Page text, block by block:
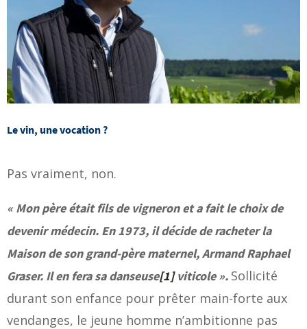
Le vin, une vocation ?
Pas vraiment, non.
« Mon père était fils de vigneron et a fait le choix de
devenir médecin. En 1973, il décide de racheter la
Maison de son grand-père maternel, Armand Raphael
Graser. Il en fera sa danseuse[1]viticole ». Sollicité
durant son enfance pour prêter main-forte aux
vendanges, le jeune homme n’ambitionne pas